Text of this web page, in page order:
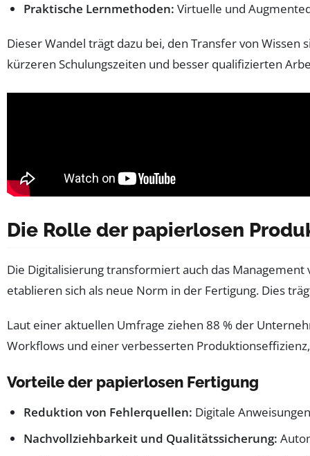
Praktische Lernmethoden: Virtuelle und
Dieser Wandel trägt dazu bei, den Transfer von
kürzeren Schulungszeiten und besser qualifizierten
Die Rolle der papierlosen
Die Digitalisierung transformiert auch das
etablieren sich als neue Norm in der Fertigung. Dies
Laut einer aktuellen Umfrage ziehen 88 % der
Workflows und einer verbesserten
Vorteile der papierlosen Fertigung
Reduktion von Fehlerquellen: Digitale
Nachvollziehbarkeit und Qualitätssicherung: